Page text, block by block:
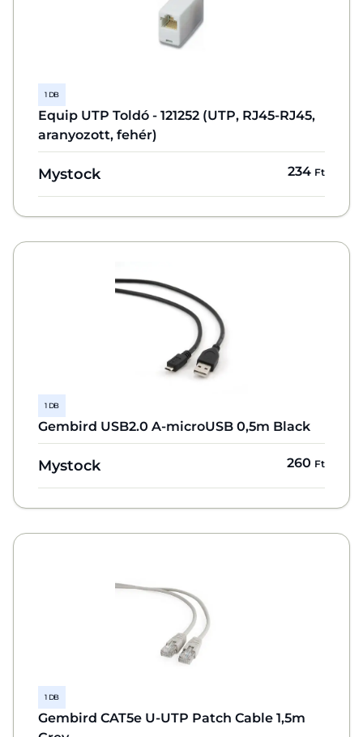
1 DB
Equip UTP Toldó - 121252 (UTP, RJ45-RJ45,
aranyozott, fehér)
Mystock 234 Ft
1 DB
Gembird USB2.0 A-microUSB 0,5m Black
Mystock 260 Ft
1 DB
Gembird CAT5e U-UTP Patch Cable 1,5m